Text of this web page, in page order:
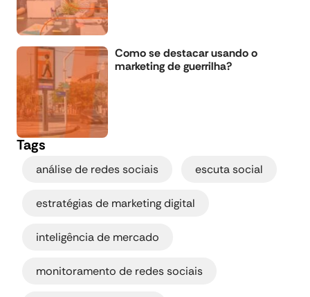
Como se destacar usando o
marketing de guerrilha?
Tags
análise de redes sociais escuta social
estratégias de marketing digital
inteligência de mercado
monitoramento de redes sociais